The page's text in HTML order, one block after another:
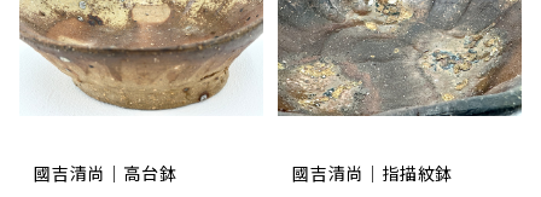
國吉清尚｜高台鉢
國吉清尚｜指描紋鉢